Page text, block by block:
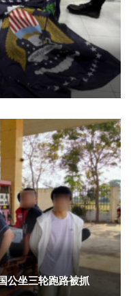
公坐三轮跑路被抓